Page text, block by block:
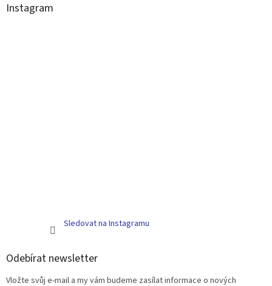
Instagram
Sledovat na Instagramu
Odebírat newsletter
Vložte svůj e-mail a my vám budeme zasílat informace o nových